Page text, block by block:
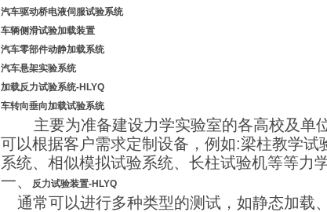
汽车驱动桥电液伺服试验系统
车辆侧滑试验加载装置
汽车零部件动静加载系统
汽车悬架实验系统
加载反力试验系统-HLYQ
车转向垂向加载试验系统
主要为准备建设力学实验室的各高校及单
可以根据客户需求定制设备，例如:梁柱教学
系统、相似模拟试验系统、长柱试验机等等力学
一、
反力试验装置-HLYQ
通常可以进行多种类型的测试，如静态加载